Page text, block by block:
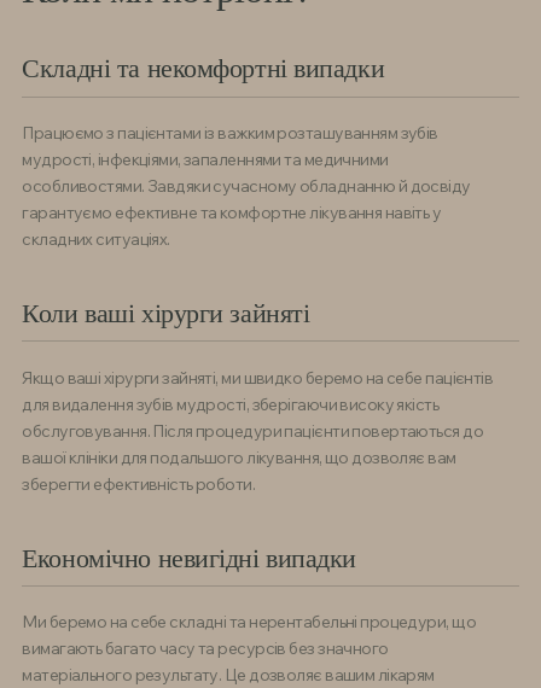
Складні та некомфортні випадки
Працюємо з пацієнтами із важким розташуванням зубів
мудрості, інфекціями, запаленнями та медичними
особливостями. Завдяки сучасному обладнанню й досвіду
гарантуємо ефективне та комфортне лікування навіть у
складних ситуаціях.
Коли ваші хірурги зайняті
Якщо ваші хірурги зайняті, ми швидко беремо на себе пацієнтів
для видалення зубів мудрості, зберігаючи високу якість
обслуговування. Після процедури пацієнти повертаються до
вашої клініки для подальшого лікування, що дозволяє вам
зберегти ефективність роботи.
Економічно невигідні випадки
Ми беремо на себе складні та нерентабельні процедури, що
вимагають багато часу та ресурсів без значного
матеріального результату. Це дозволяє вашим лікарям